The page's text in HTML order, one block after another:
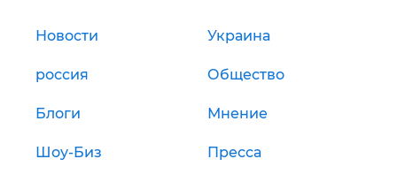
Новости Украина
россия Общество
Блоги Мнение
Шоу-Биз Пресса